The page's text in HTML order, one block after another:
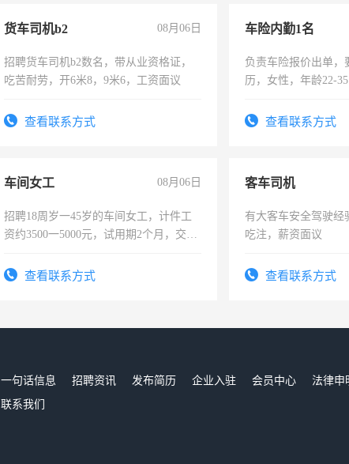
货车司机b2 08月06日
招聘货车司机b2数名，带从业资格证，
吃苦耐劳，开6米8，9米6，工资面议
查看联系方式
车险内勤1名
负责车险报价出单，
历，女性，年龄22-
试用期1-3个月，转正
查看联系方式
车间女工 08月06日
招聘18周岁一45岁的车间女工，计件工
资约3500一5000元，试用期2个月，交五
查看联系方式
客车司机
有大客车安全驾驶经
吃注，薪资面议
查看联系方式
一句话信息 招聘资讯 发布简历 企业入驻 会员中心
法律申
联系我们